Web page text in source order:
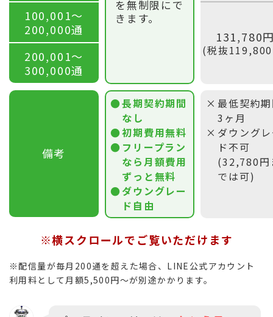
を無制限にで
きます。
100,001〜
200,000通
131,780
(税抜
200,001〜
300,000通
備考
長期契約期間
なし
初期費用無料
フリープラン
なら月額費用
ずっと無料
ダウングレー
ド自由
最低契約
3ヶ月
ダウング
ド不可
(32,780円
では可)
※横スクロールでご覧いただけます
※配信量が毎月200通を超えた場合、LINE公式アカウント
利用料として月額5,500円〜が別途かかります。